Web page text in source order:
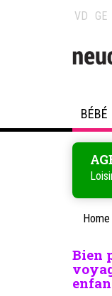
VD GE
BÉBÉ
Home
Bien